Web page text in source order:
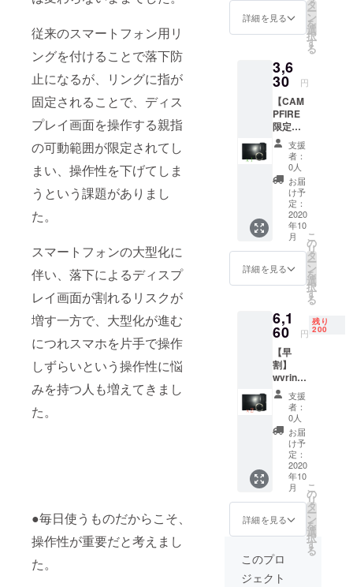
従来のスマートフォン用リ
ングを付けることで落下防
止になるが、リングに指が
固定されることで、ディス
プレイ画面を操作する親指
の可動範囲が限定されてし
まい、操作性を下げてしま
うという課題がありまし
た。
スマートフォンの大型化に
伴い、落下によるディスプ
レイ画面が割れるリスクが
増す一方で、大型化が進む
につれスマホを片手で操作
しずらいという操作性に悩
みを持つ人も増えてきまし
た。
●毎日使うものだからこそ、
操作性が重要だと考えまし
た。
25％OF
F
詳細を見る
タ
ー
ン
を
選
択
す
る
3,6
30 円
【CAM
PFIRE
限定価
格】
wvring
ブ
ラッ
ク １
個 一般
販売予
定価格
¥4,400
（税
込）/
個
支援
者：
0人
お届
け予
定：
2020
年10
月
詳細を見る
こ
の
リ
タ
ー
ン
を
選
択
す
る
6,1
60 円
残り
200
【早
割】
wvring
ブ
ラッ
ク ２
個 一般
販売予
定価格
¥8,800
（税
込）/２
個
30％OF
F
支援
者：
0人
お届
け予
定：
2020
年10
月
詳細を見る
こ
の
リ
タ
ー
ン
を
選
択
す
る
このプロ
ジェクト